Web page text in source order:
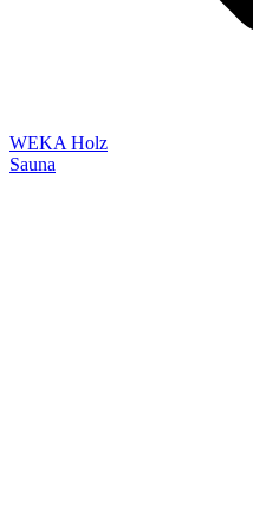
WEKA Holz
Sauna